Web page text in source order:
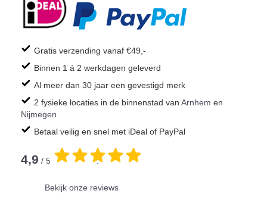
Gratis verzending vanaf €49,-
Binnen 1 á 2 werkdagen geleverd
Al meer dan 30 jaar een gevestigd merk
2 fysieke locaties in de binnenstad van Arnhem en
Nijmegen
Betaal veilig en snel met iDeal of PayPal
4,9 / 5 .
Bekijk onze reviews